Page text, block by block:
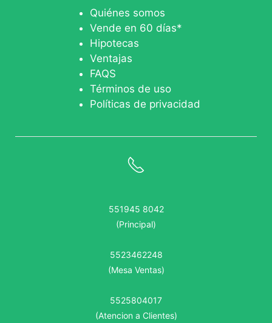
Quiénes somos
Vende en 60 días*
Hipotecas
Ventajas
FAQS
Términos de uso
Políticas de privacidad
551945 8042
(Principal)
5523462248
(Mesa Ventas)
5525804017
(Atencion a Clientes)